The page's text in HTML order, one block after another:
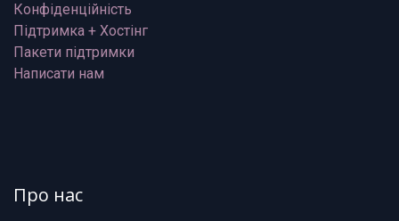
Конфіденційність
Підтримка + Хостінг
Пакети підтримки
Написати нам
Про нас